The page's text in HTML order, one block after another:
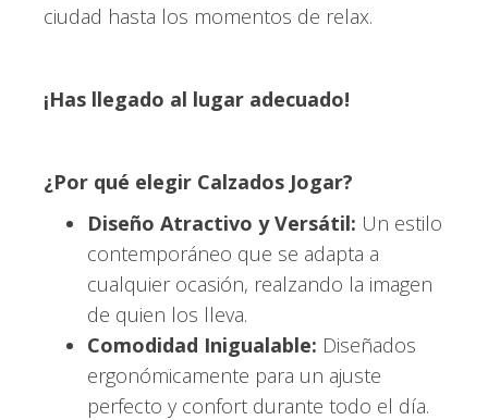
ciudad hasta los momentos de relax.
¡Has llegado al lugar adecuado!
¿Por qué elegir Calzados Jogar?
Diseño Atractivo y Versátil: Un estilo
contemporáneo que se adapta a
cualquier ocasión, realzando la imagen
de quien los lleva.
Comodidad Inigualable: Diseñados
ergonómicamente para un ajuste
perfecto y confort durante todo el día.